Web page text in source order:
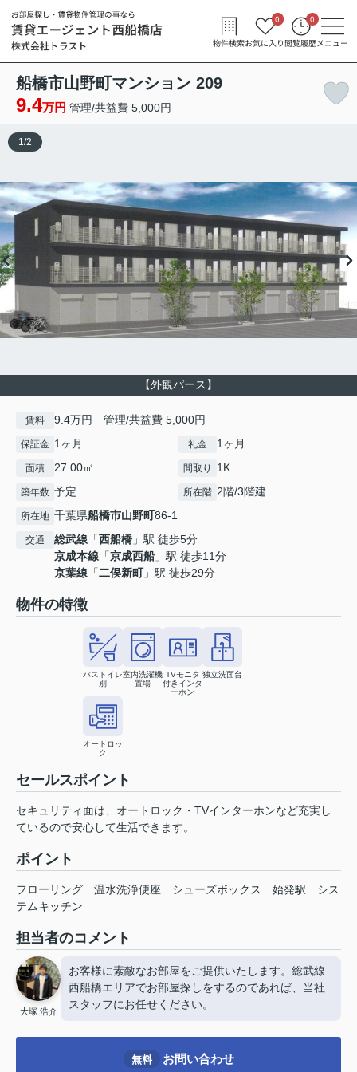
物件検索お気に入り
0
閲覧履歴
0
メニュー
船橋市山野町マンション 209
9.4万円 管理/共益費 5,000円
【外観パース】
1/2
賃料 9.4万円 管理/共益費 5,000円
保証金 1ヶ月 礼金 1ヶ月
面積 27.00㎡ 間取り 1K
築年数 予定 所在階 2階/3階建
所在地 千葉県船橋市山野町86-1
交通 総武線 「西船橋 」駅 徒歩5分
京成本線 「京成西船」駅 徒歩11分
京葉線 「二俣新町」駅 徒歩29分
物件の特徴
バストイレ
別
室内洗濯機
置場
TVモニタ
付きインタ
ーホン
独立洗面台
オートロッ
ク
セールスポイント
セキュリティ面は、オートロック・TVインターホンなど充実し
ているので安心して生活できます。
ポイント
フローリング 温水洗浄便座 シューズボックス 始発駅
シス
テムキッチン
担当者のコメント
大塚 浩介
お客様に素敵なお部屋をご提供いたします。総武線
西船橋エリアでお部屋探しをするのであれば、当社
スタッフにお任せください。
無料 お問い合わせ